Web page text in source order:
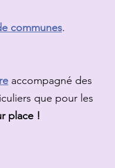
communes.
accompagné des
que pour les
place !